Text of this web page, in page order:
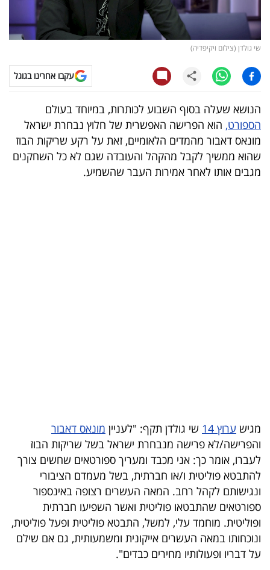
ויראלי
טלוויזיה
עסקי
ספורט
קריירה
ולימודים
מינויים
פודקאסט
40
UNDER
40
שיתופי
שי גולדן (צילום ויקיפדיה)
עקבו אחרינו בגוגל
הנושא שעלה בסוף השבוע לכותרות, במיוחד בעולם
הספורט, הוא הפרישה האפשרית של חלוץ נבחרת ישראל
מונאס דאבור מהמדים הלאומיים, זאת על רקע שריקות הבוז
שהוא ממשיך לקבל מהקהל והעובדה שגם לא כל השחקנים
מגבים אותו לאחר אמירות העבר שהשמיע.
מגיש ערוץ 14 שי גולדן תקף: "לעניין מונאס דאבור
והפרישה/לא פרישה מנבחרת ישראל בשל שריקות הבוז
לעברו, אומר כך: אני מכבד ומעריך ספורטאים שחשים צורך
להתבטא פוליטית ו/או חברתית, בשל מעמדם הציבורי
ונגישותם לקהל רחב. המאה העשרים רצופה באינספור
ספורטאים שהתבטאו פוליטית ואשר השפיעו חברתית
ופוליטית. מוחמד עלי, למשל, התבטא פוליטית ופעל פוליטית,
ונוכחותו במאה העשרים אייקונית ומשמעותית, גם אם שילם
על דבריו ופעולותיו מחירים כבדים".